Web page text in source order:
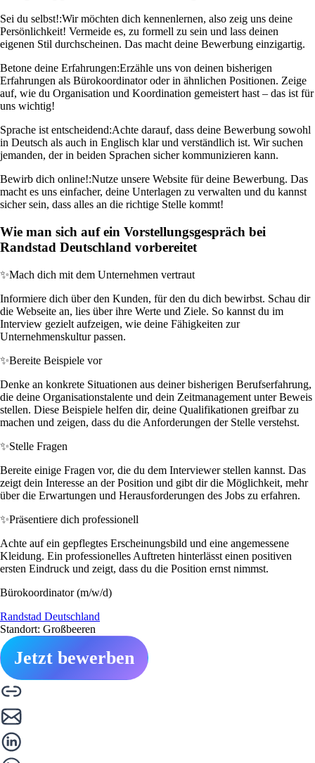
Sei du selbst!:Wir möchten dich kennenlernen, also zeig uns deine
Persönlichkeit! Vermeide es, zu formell zu sein und lass deinen
eigenen Stil durchscheinen. Das macht deine Bewerbung einzigartig.
Betone deine Erfahrungen:Erzähle uns von deinen bisherigen
Erfahrungen als Bürokoordinator oder in ähnlichen Positionen. Zeige
auf, wie du Organisation und Koordination gemeistert hast – das ist für
uns wichtig!
Sprache ist entscheidend:Achte darauf, dass deine Bewerbung sowohl
in Deutsch als auch in Englisch klar und verständlich ist. Wir suchen
jemanden, der in beiden Sprachen sicher kommunizieren kann.
Bewirb dich online!:Nutze unsere Website für deine Bewerbung. Das
macht es uns einfacher, deine Unterlagen zu verwalten und du kannst
sicher sein, dass alles an die richtige Stelle kommt!
Wie man sich auf ein Vorstellungsgespräch bei
Randstad Deutschland vorbereitet
✨Mach dich mit dem Unternehmen vertraut
Informiere dich über den Kunden, für den du dich bewirbst. Schau dir
die Webseite an, lies über ihre Werte und Ziele. So kannst du im
Interview gezielt aufzeigen, wie deine Fähigkeiten zur
Unternehmenskultur passen.
✨Bereite Beispiele vor
Denke an konkrete Situationen aus deiner bisherigen Berufserfahrung,
die deine Organisationstalente und dein Zeitmanagement unter Beweis
stellen. Diese Beispiele helfen dir, deine Qualifikationen greifbar zu
machen und zeigen, dass du die Anforderungen der Stelle verstehst.
✨Stelle Fragen
Bereite einige Fragen vor, die du dem Interviewer stellen kannst. Das
zeigt dein Interesse an der Position und gibt dir die Möglichkeit, mehr
über die Erwartungen und Herausforderungen des Jobs zu erfahren.
✨Präsentiere dich professionell
Achte auf ein gepflegtes Erscheinungsbild und eine angemessene
Kleidung. Ein professionelles Auftreten hinterlässt einen positiven
ersten Eindruck und zeigt, dass du die Position ernst nimmst.
Bürokoordinator (m/w/d)
Randstad Deutschland
Standort: Großbeeren
Jetzt bewerben